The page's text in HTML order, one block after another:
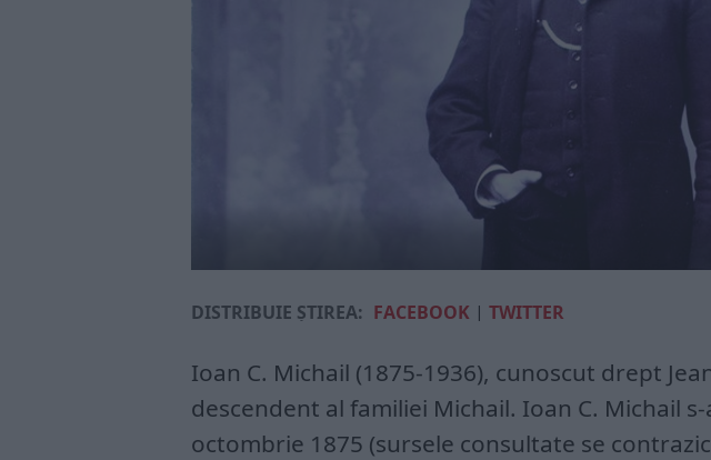
DISTRIBUIE ȘTIREA: FACEBOOK | TWITTER
Ioan C. Michail (1875-1936), cunoscut drept
descendent al familiei Michail. Ioan C. Michail
octombrie 1875 (sursele consultate se